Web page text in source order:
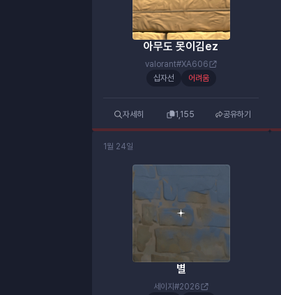
아무도 못이김ez
valorant#XA606
십자선
어려움
자세히 1,155 공유하기
1월 24일
별
세이지#2026